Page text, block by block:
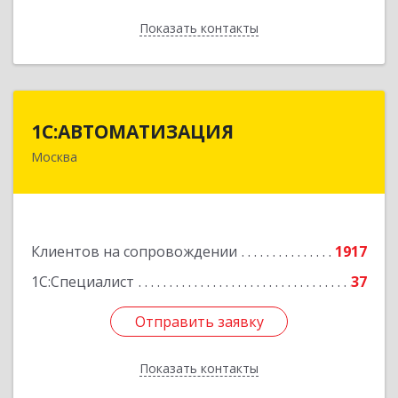
Показать контакты
Назад
1С:АВТОМАТИЗАЦИЯ
Москва
Клиентов на сопровождении
1917
1С:Специалист
37
Отправить заявку
Показать контакты
111024, Москва г, Энтузиастов 1-я ул, дом №
Отправить заявку
Назад